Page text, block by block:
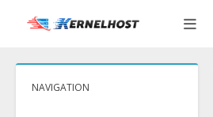
NAVIGATION